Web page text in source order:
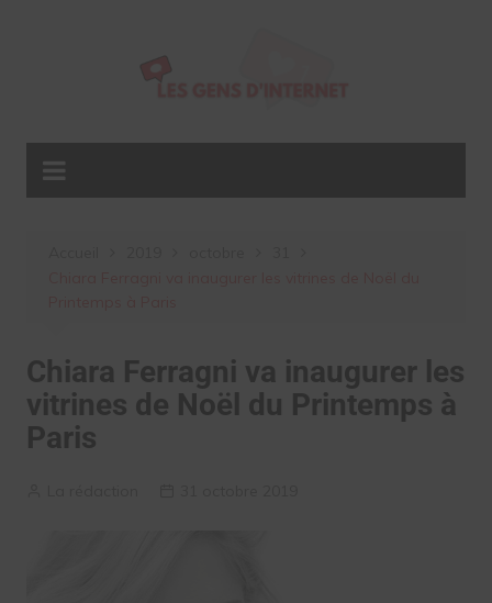
Chiara Ferragni va inaugurer les
vitrines de Noël du Printemps à
Paris